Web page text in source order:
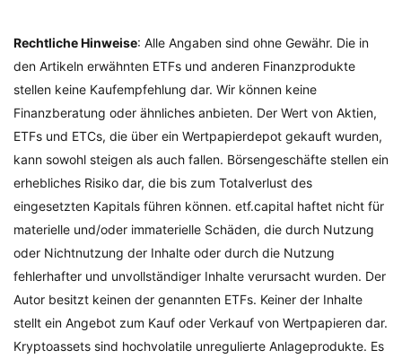
Rechtliche Hinweise: Alle Angaben sind ohne Gewähr. Die in
den Artikeln erwähnten ETFs und anderen Finanzprodukte
stellen keine Kaufempfehlung dar. Wir können keine
Finanzberatung oder ähnliches anbieten. Der Wert von Aktien,
ETFs und ETCs, die über ein Wertpapierdepot gekauft wurden,
kann sowohl steigen als auch fallen. Börsengeschäfte stellen ein
erhebliches Risiko dar, die bis zum Totalverlust des
eingesetzten Kapitals führen können. etf.capital haftet nicht für
materielle und/oder immaterielle Schäden, die durch Nutzung
oder Nichtnutzung der Inhalte oder durch die Nutzung
fehlerhafter und unvollständiger Inhalte verursacht wurden. Der
Autor besitzt keinen der genannten ETFs. Keiner der Inhalte
stellt ein Angebot zum Kauf oder Verkauf von Wertpapieren dar.
Kryptoassets sind hochvolatile unregulierte Anlageprodukte. Es